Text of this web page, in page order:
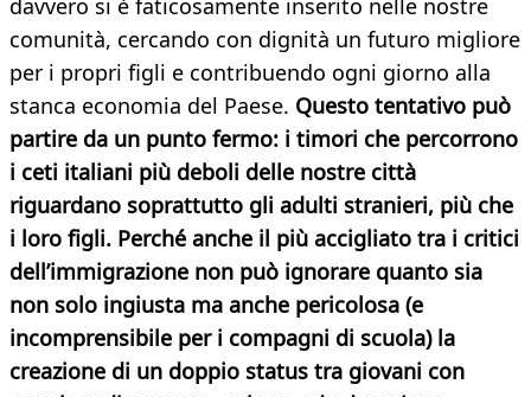
davvero si è faticosamente inserito nelle nostre
comunità, cercando con dignità un futuro migliore
per i propri figli e contribuendo ogni giorno alla
stanca economia del Paese. Questo tentativo può
partire da un punto fermo: i timori che percorrono
i ceti italiani più deboli delle nostre città
riguardano soprattutto gli adulti stranieri, più che
i loro figli. Perché anche il più accigliato tra i critici
dell’immigrazione non può ignorare quanto sia
non solo ingiusta ma anche pericolosa (e
incomprensibile per i compagni di scuola) la
creazione di un doppio status tra giovani con